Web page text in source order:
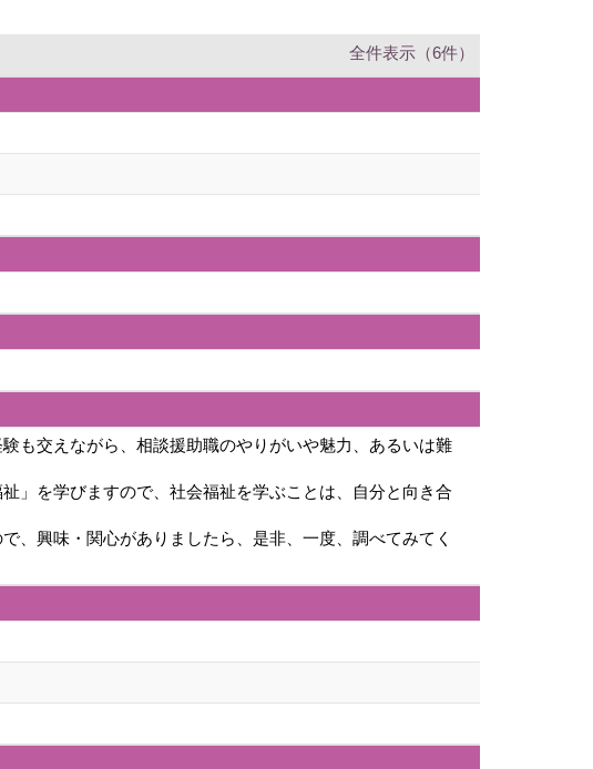
全件表示（6件）
も交えながら、相談援助職のやりがいや魅力、あるいは難
」を学びますので、社会福祉を学ぶことは、自分と向き合
、興味・関心がありましたら、是非、一度、調べてみてく